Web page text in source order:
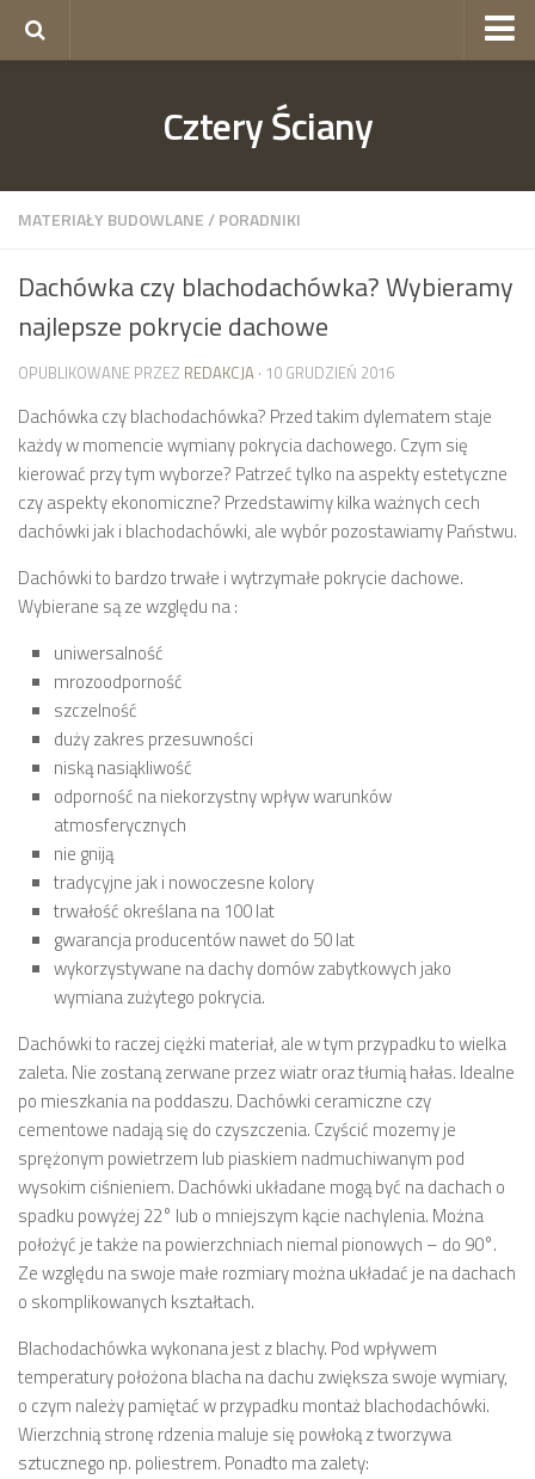
ogrodzenia Szczecin
Cztery Ściany
MATERIAŁY BUDOWLANE/PORADNIKI
Dachówka czy blachodachówka? Wybieramy
najlepsze pokrycie dachowe
OPUBLIKOWANE PRZEZ REDAKCJA · 10 GRUDZIEŃ 2016
Dachówka czy blachodachówka? Przed takim dylematem staje
każdy w momencie wymiany pokrycia dachowego. Czym się
kierować przy tym wyborze? Patrzeć tylko na aspekty estetyczne
czy aspekty ekonomiczne? Przedstawimy kilka ważnych cech
dachówki jak i blachodachówki, ale wybór pozostawiamy Państwu.
Dachówki to bardzo trwałe i wytrzymałe pokrycie dachowe.
Wybierane są ze względu na :
uniwersalność
mrozoodporność
szczelność
duży zakres przesuwności
niską nasiąkliwość
odporność na niekorzystny wpływ warunków
atmosferycznych
nie gniją
tradycyjne jak i nowoczesne kolory
trwałość określana na 100 lat
gwarancja producentów nawet do 50 lat
wykorzystywane na dachy domów zabytkowych jako
wymiana zużytego pokrycia.
Dachówki to raczej ciężki materiał, ale w tym przypadku to wielka
zaleta. Nie zostaną zerwane przez wiatr oraz tłumią hałas. Idealne
po mieszkania na poddaszu. Dachówki ceramiczne czy
cementowe nadają się do czyszczenia. Czyścić mozemy je
sprężonym powietrzem lub piaskiem nadmuchiwanym pod
wysokim ciśnieniem. Dachówki układane mogą być na dachach o
spadku powyżej 22° lub o mniejszym kącie nachylenia. Można
położyć je także na powierzchniach niemal pionowych – do 90°.
Ze względu na swoje małe rozmiary można układać je na dachach
o skomplikowanych kształtach.
Blachodachówka wykonana jest z blachy. Pod wpływem
temperatury położona blacha na dachu zwiększa swoje wymiary,
o czym należy pamiętać w przypadku montaż blachodachówki.
Wierzchnią stronę rdzenia maluje się powłoką z tworzywa
sztucznego np. poliestrem. Ponadto ma zalety: